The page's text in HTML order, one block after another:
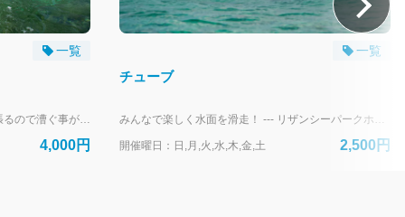
一覧
インストラクターがカヤックを引っ張るので漕ぐ事が苦手な方でもご参加頂けます。 お魚やサンゴが沢山見られるポイントへ向かいます。 干潮時間に近い方がおすすめ --- リザンシーパークホテル谷茶ベイにお泊まりのお客様専用の予約フォームです。 外来のお客様は、当日直接受付にお越しください。
4,000円
一覧
チューブ
みんなで楽しく水面を滑走！ --- リザンシーパークホテル谷茶ベイにお泊まりのお客様専用の予約フォームです。 外来のお客様は、当日直接受付にお越しください。
開催曜日：日,月,火,水,木,金,土 2,500円